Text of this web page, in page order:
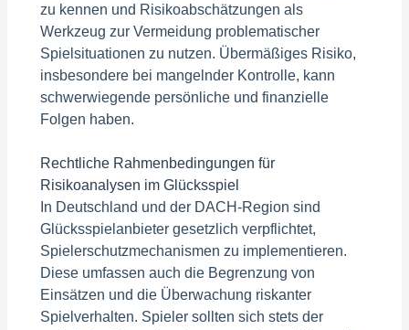
zu kennen und Risikoabschätzungen als
Werkzeug zur Vermeidung problematischer
Spielsituationen zu nutzen. Übermäßiges Risiko,
insbesondere bei mangelnder Kontrolle, kann
schwerwiegende persönliche und finanzielle
Folgen haben.
Rechtliche Rahmenbedingungen für
Risikoanalysen im Glücksspiel
In Deutschland und der DACH-Region sind
Glücksspielanbieter gesetzlich verpflichtet,
Spielerschutzmechanismen zu implementieren.
Diese umfassen auch die Begrenzung von
Einsätzen und die Überwachung riskanter
Spielverhalten. Spieler sollten sich stets der